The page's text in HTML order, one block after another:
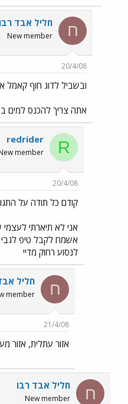
ח חליל אבד רבו
New member
20/4/08
ובשביל לדוג חוף קאמל
אתה צריך להכנס למים
R
redrider
member
20/4/08
קודם כל תודה על
אני לא תיארתי
אשמח לקבל טיפ לגבי
לנסוע רחוק מדיי
ח חליל
member
21/4/08
אזור עתלית, אזור
ח חליל אבד רבו
New member